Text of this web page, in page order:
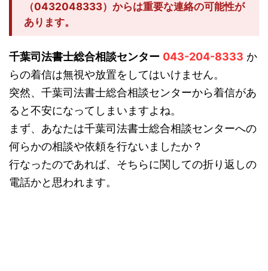
（0432048333）からは重要な連絡の可能性が
あります。
千葉司法書士総合相談センター 043-204-8333 か
らの着信は無視や放置をしてはいけません。
突然、千葉司法書士総合相談センターから着信があ
ると不安になってしまいますよね。
まず、あなたは千葉司法書士総合相談センターへの
何らかの相談や依頼を行ないましたか？
行なったのであれば、そちらに関しての折り返しの
電話かと思われます。